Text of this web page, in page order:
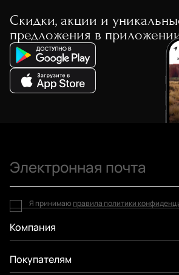
Скидки, акции и
предложения в
Компания
Покупателям
Я принимаю правила политики